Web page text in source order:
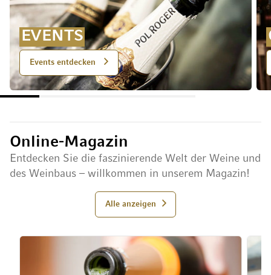
EVENTS
Events entdecken
Online-Magazin
Entdecken Sie die faszinierende Welt der Weine und
des Weinbaus – willkommen in unserem Magazin!
Alle anzeigen